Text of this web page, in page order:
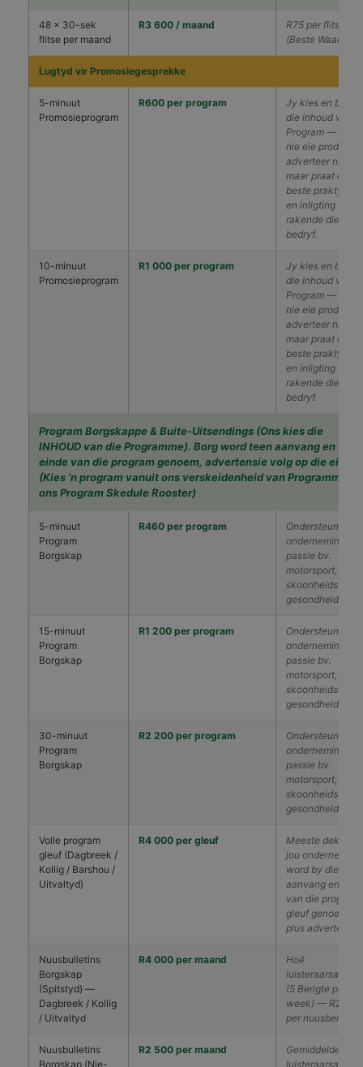
48 × 30-sek
flitse per maand
R3 600 / maand
R75 per flits
(Beste Waarde)
Lugtyd vir Promosiegesprekke
5-minuut
Promosieprogram
R600 per program
Jy kies en
die inhoud v.d.
Program — mag
nie eie produkte
adverteer nie,
maar praat oor
beste praktyke
en inligting
rakende die
bedryf.
10-minuut
Promosieprogram
R1 000 per program
Jy kies en
die inhoud v.d.
Program — mag
nie eie produkte
adverteer nie,
maar praat oor
beste praktyke
en inligting
rakende die
bedryf.
Program Borgskappe & Buite-Uitsendings (Ons kies die
INHOUD van die Programme). Borg word teen aanvang en die
einde van die program genoem, advertensie volg op die einde.
(Kies ’n program vanuit ons verskeidenheid van Programme op
ons Program Skedule Rooster)
5-minuut
Program
Borgskap
R460 per program
Ondersteun jou
onderneming se
passie bv.
motorsport,
skoonheidsorg,
gesondheid
15-minuut
Program
Borgskap
R1 200 per program
Ondersteun jou
onderneming se
passie bv.
motorsport,
skoonheidsorg,
gesondheid
30-minuut
Program
Borgskap
R2 200 per program
Ondersteun jou
onderneming se
passie bv.
motorsport,
skoonheidsorg,
gesondheid
Volle program
gleuf (Dagbreek /
Kollig / Barshou /
Uitvaltyd)
R4 000 per gleuf
Meeste dekking,
jou onderneming
word by die
aanvang en slot
van die program
gleuf genoem,
plus advertensie.
Nuusbulletins
Borgskap
(Spitstyd) —
Dagbreek / Kollig
/ Uitvaltyd
R4 000 per maand
Hoë
(5 Berigte per
week) — R200
per nuusberig
Nuusbulletins
Borgskap (Nie-
R2 500 per maand
Gemiddelde